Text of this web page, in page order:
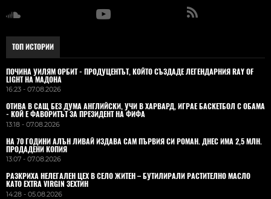
ТОП ИСТОРИИ
ПОЧИНА УИЛЯМ ОРБИТ - ПРОДУЦЕНТЪТ, КОЙТО СЪЗДАДЕ ЛЕГЕНДАРНИЯ RAY OF
LIGHT НА МАДОНА
16:23 - 07.08.2026
ОТИВА В САЩ БЕЗ ДУМА АНГЛИЙСКИ, УЧИ В ХАРВАРД, ИГРАЕ БАСКЕТБОЛ С ОБАМА
- КОЙ Е ФАВОРИТЪТ ЗА ПРЕЗИДЕНТ НА ФИФА
13:18 - 07.08.2026
НА 70 ГОДИНИ АЛЪН ЛИВАЙ ИЗДАВА САМ ПЪРВИЯ СИ РОМАН. ДНЕС ИМА 2,5 МЛН.
ПРОДАДЕНИ КОПИЯ
13:07 - 07.08.2026
РАЗКРИХА НЕЛЕГАЛЕН ЦЕХ В СЕЛО ЖИТЕН – БУТИЛИРАЛИ РАСТИТЕЛНО МАСЛО
КАТО EXTRA VIRGIN ЗЕХТИН
14:28 - 05.08.2026